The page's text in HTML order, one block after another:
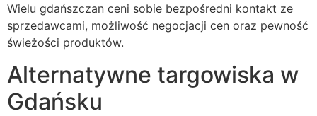
Wielu gdańszczan ceni sobie bezpośredni kontakt ze
sprzedawcami, możliwość negocjacji cen oraz pewność
świeżości produktów.
Alternatywne targowiska w
Gdańsku